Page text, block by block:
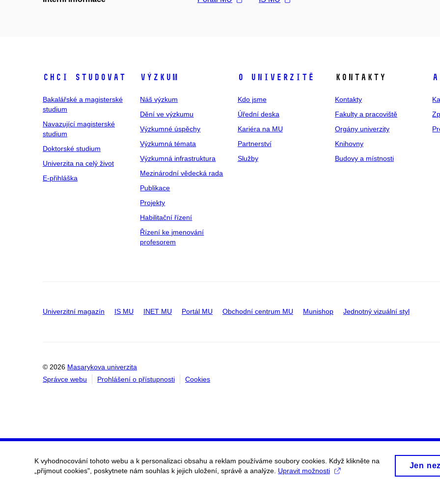
Chci studovat
Bakalářské a magisterské
studium
Navazující magisterské
studium
Doktorské studium
Univerzita na celý život
E-přihláška
Výzkum
Náš výzkum
Dění ve výzkumu
Výzkumné úspěchy
Výzkumná témata
Výzkumná infrastruktura
Mezinárodní vědecká rada
Publikace
Projekty
Habilitační řízení
Řízení ke jmenování
profesorem
O univerzitě
Kdo jsme
Úřední deska
Kariéra na MU
Partnerství
Služby
Kontakty
Kontakty
Fakulty a pracoviště
Orgány univerzity
Knihovny
Budovy a místnosti
Univerzitní magazín IS MU INET MU Portál MU Obchodní centrum MU Munishop Jednotný vizuální styl
© 2026 Masarykova univerzita
Správce webu
Prohlášení o přístupnosti Cookies
K vyhodnocování tohoto webu a k personalizaci obsahu a reklam používáme soubory cookies. Když klikněte na
„přijmout cookies", poskytnete nám souhlas k jejich uložení, správě a analýze. Upravit možnosti
Jen